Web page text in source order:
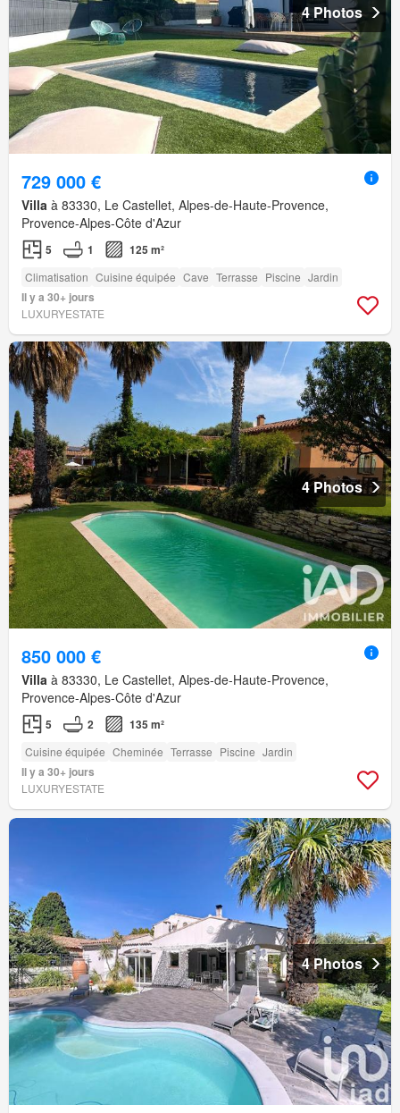
4 Photos
729 000 €
Villa à 83330, Le Castellet, Alpes-de-Haute-Provence,
Provence-Alpes-Côte d'Azur
5 1 125 m²
Climatisation Cuisine équipée Cave Terrasse Piscine Jardin
Il y a 30+ jours
LUXURYESTATE
4 Photos
850 000 €
Villa à 83330, Le Castellet, Alpes-de-Haute-Provence,
Provence-Alpes-Côte d'Azur
5 2 135 m²
Cuisine équipée Cheminée Terrasse Piscine Jardin
Il y a 30+ jours
LUXURYESTATE
4 Photos